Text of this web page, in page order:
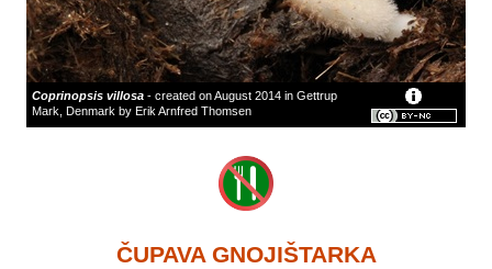
Coprinopsis villosa - created on August 2014 in Gettrup
Mark, Denmark by Erik Arnfred Thomsen
ČUPAVA GNOJIŠTARKA